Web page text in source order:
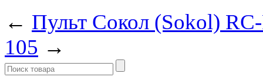
← Пульт Сокол (Sokol)
105 →